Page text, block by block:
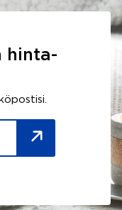
hinta-